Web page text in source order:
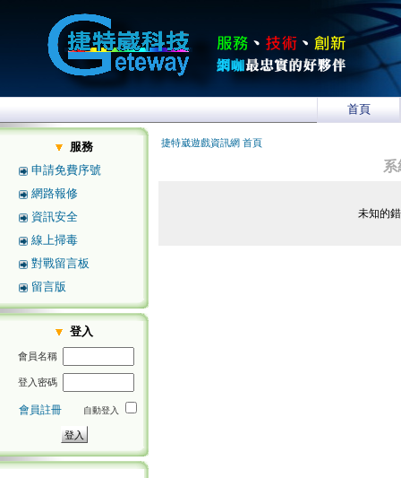
首頁
服務
申請免費序號
網路報修
資訊安全
線上掃毒
對戰留言板
留言版
登入
會員名稱
登入密碼
會員註冊 自動登入
捷特崴遊戲資訊網 首頁
未知的